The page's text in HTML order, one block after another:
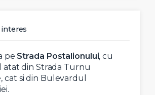
pe Strada Postalionului, cu
atat din Strada Turnu
cat si din Bulevardul